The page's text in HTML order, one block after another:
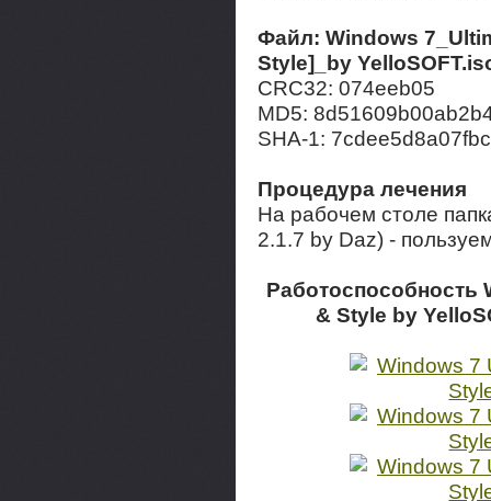
Файл: Windows
Style]_by
CRC32: 074eeb05
MD5:
SHA-1:
Процедура лечения
На рабочем столе
2.1.7 by Daz) -
Работоспособность
& Style by